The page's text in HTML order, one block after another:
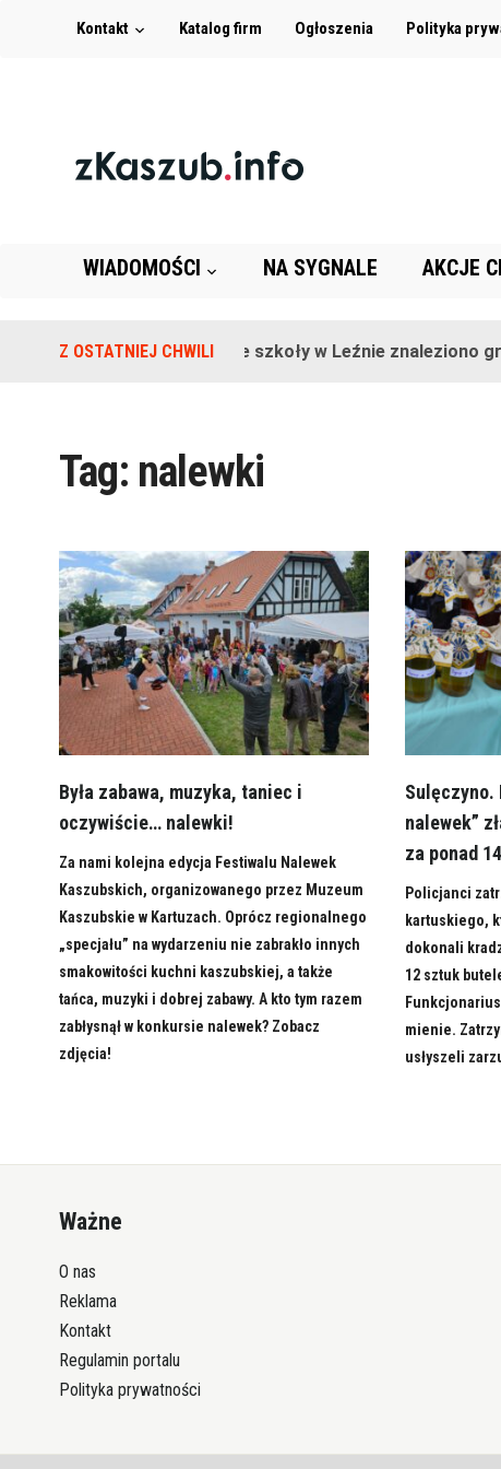
Kontakt Katalog firm Ogłoszenia Polityka
WIADOMOŚCI NA SYGNALE AKCJE
Z OSTATNIEJ CHWILINa terenie szkoły w Leźnie znaleziono
Tag: nalewki
Była zabawa, muzyka, taniec i
oczywiście… nalewki!
Za nami kolejna edycja Festiwalu Nalewek
Kaszubskich, organizowanego przez Muzeum
Kaszubskie w Kartuzach. Oprócz regionalnego
„specjału” na wydarzeniu nie zabrakło innych
smakowitości kuchni kaszubskiej, a także
tańca, muzyki i dobrej zabawy. A kto tym razem
zabłysnął w konkursie nalewek? Zobacz
zdjęcia!
Sulęczyno.
nalewek”
za ponad
Policjanci
kartuskiego,
dokonali
12 sztuk
mienie.
usłyszeli
Ważne
O nas
Reklama
Kontakt
Regulamin portalu
Polityka prywatności